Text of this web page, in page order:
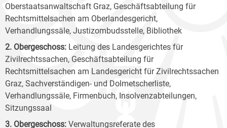
Oberstaatsanwaltschaft Graz, Geschäftsabteilung für
Rechtsmittelsachen am Oberlandesgericht,
Verhandlungssäle, Justizombudsstelle, Bibliothek
2. Obergeschoss: Leitung des Landesgerichtes für
Zivilrechtssachen, Geschäftsabteilung für
Rechtsmittelsachen am Landesgericht für Zivilrechtssachen
Graz, Sachverständigen- und Dolmetscherliste,
Verhandlungssäle, Firmenbuch, Insolvenzabteilungen,
Sitzungssaal
3. Obergeschoss: Verwaltungsreferate des